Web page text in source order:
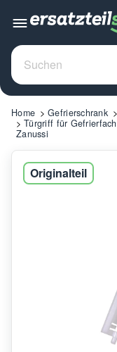
Home Gefrierschrank
Türgriff für
Zanussi
Originalteil